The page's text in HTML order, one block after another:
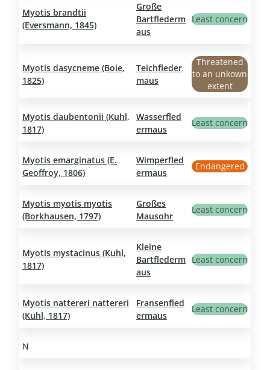
Myotis brandtii
(Eversmann, 1845)
Große
Bartflederm
aus
Least concern
Myotis dasycneme (Boie,
1825)
Teichfleder
maus
Threatened
to an unkown
extent
Myotis daubentonii (Kuhl,
1817)
Wasserfled
ermaus
Least concern
Myotis emarginatus (E.
Geoffroy, 1806)
Wimperfled
ermaus
Endangered
Myotis myotis myotis
(Borkhausen, 1797)
Großes
Mausohr
Least concern
Myotis mystacinus (Kuhl,
1817)
Kleine
Bartflederm
aus
Least concern
Myotis nattereri nattereri
(Kuhl, 1817)
Fransenfled
ermaus
Least concern
N